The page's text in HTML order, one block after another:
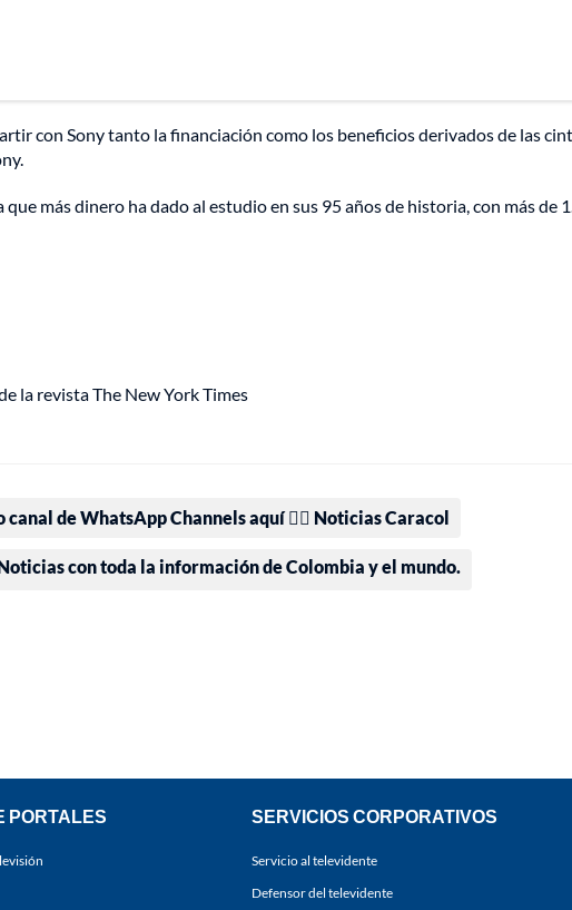
con Sony tanto la financiación como los beneficios derivados de las
más dinero ha dado al estudio en sus 95 años de historia, con más de
la revista The New York Times
canal de WhatsApp Channels aquí 👉🏻 Noticias Caracol
con toda la información de Colombia y el mundo.
PORTALES SERVICIOS CORPORATIVOS
Servicio al televidente
Defensor del televidente